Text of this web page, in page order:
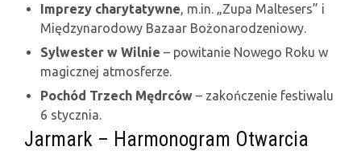
Imprezy charytatywne, m.in. „Zupa Maltesers” i
Międzynarodowy Bazaar Bożonarodzeniowy.
Sylwester w Wilnie – powitanie Nowego Roku w
magicznej atmosferze.
Pochód Trzech Mędrców – zakończenie festiwalu
6 stycznia.
Jarmark – Harmonogram Otwarcia